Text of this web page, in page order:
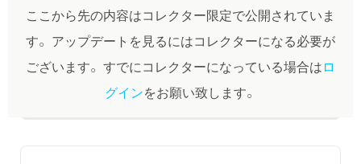
ここから先の内容はコレクター限定で公開されていま
す。 アップデートを見るにはコレクターになる必要が
ございます。 すでにコレクターになっている場合はロ
グインをお願い致します。